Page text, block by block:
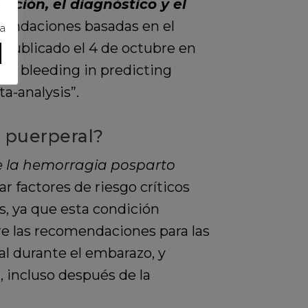
el diagnóstico y el
basadas en el
el 4 de octubre en
bleeding in predicting
analysis”.
la hemorragia posparto
factores de riesgo críticos
ya que esta condición
recomendaciones para las
durante el embarazo, y
después de la